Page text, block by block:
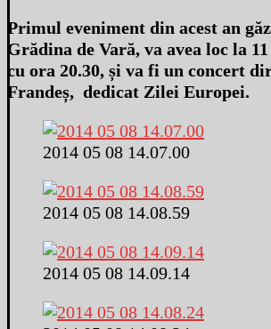
Primul eveniment din acest an
Grădina de Vară, va avea loc la
cu ora 20.30, și va fi un concert
Frandeș, dedicat Zilei Europei.
2014 05 08 14.07.00
2014 05 08 14.08.59
2014 05 08 14.09.14